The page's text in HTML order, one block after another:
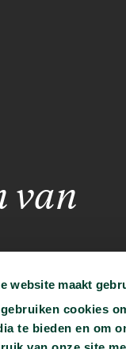
website maakt
cookies
te bieden en om
van